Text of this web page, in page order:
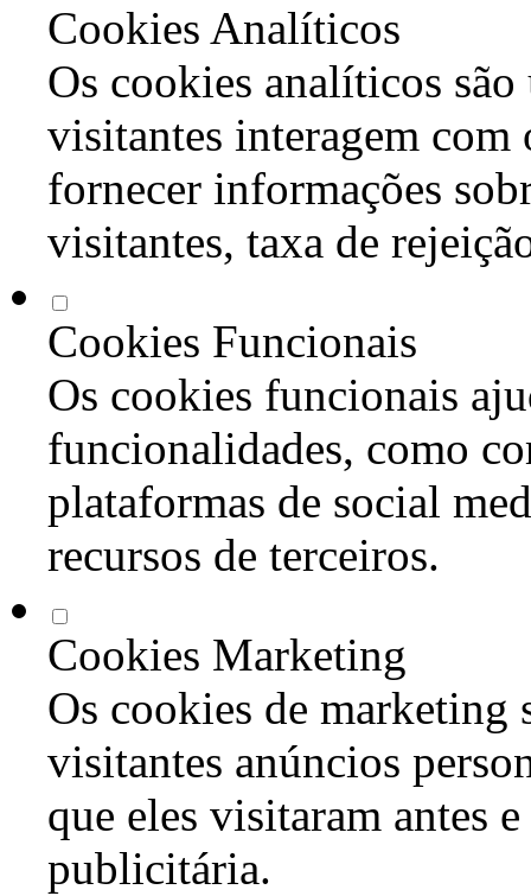
Cookies Analíticos
Os cookies analíticos são
visitantes interagem com
fornecer informações
visitantes, taxa de
Cookies Funcionais
Os cookies funcionais
funcionalidades, como
plataformas de social
recursos de terceiros.
Cookies Marketing
Os cookies de marketing
visitantes anúncios
que eles visitaram antes
publicitária.